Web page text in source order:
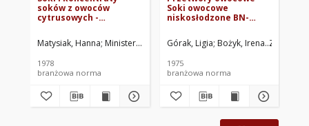
soków z owoców
cytrusowych -
metodą Luff-Shoorl'a
BN-77/8121-05
Matysiak, Hanna Ministerstwo Handlu Zagranicznego i Gospodarki
1978
branżowa norma
Soki owocowe
niskosłodzone BN-
Górak, Ligia Bożyk, Irena
1975
branżowa norma